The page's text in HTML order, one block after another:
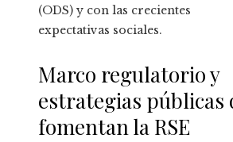
(ODS) y con las crecientes
expectativas sociales.
Marco regulatorio y
estrategias públicas
fomentan la RSE